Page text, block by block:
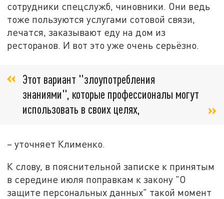
сотрудники спецслужб, чиновники. Они ведь
тоже пользуются услугами сотовой связи,
лечатся, заказывают еду на дом из
ресторанов. И вот это уже очень серьёзно.
Этот вариант "злоупотребления
знаниями", которые профессионалы могут
использовать в своих целях,
– уточняет Клименко.
К слову, в пояснительной записке к принятым
в середине июля поправкам к закону "О
защите персональных данных" такой момент